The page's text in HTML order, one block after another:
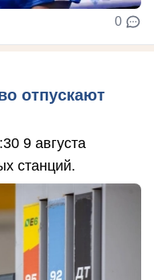
0
отпускают
9 августа
станций.